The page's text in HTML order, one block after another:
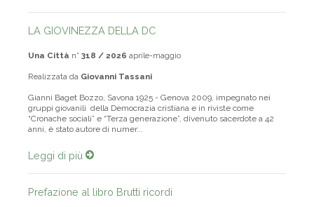
LA GIOVINEZZA DELLA DC
Una Città n° 318 / 2026 aprile-maggio
Realizzata da Giovanni Tassani
Gianni Baget Bozzo, Savona 1925 - Genova 2009, impegnato nei
gruppi giovanili della Democrazia cristiana e in riviste come
“Cronache sociali” e “Terza generazione”, divenuto sacerdote a 42
anni, è stato autore di numer...
Leggi di più
Prefazione al libro Brutti ricordi